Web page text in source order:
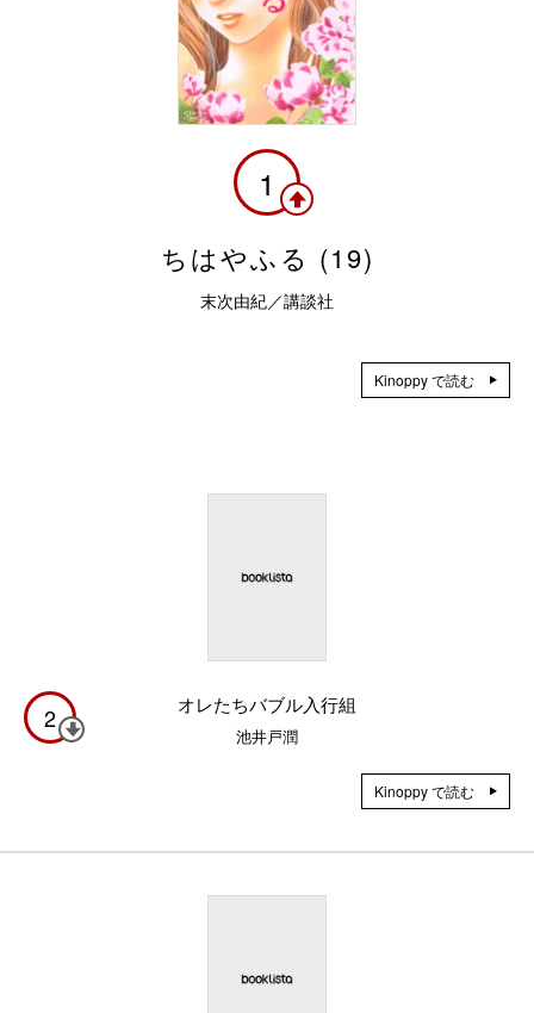
1
ちはやふる (19)
末次由紀／講談社
Kinoppy で読む
2 オレたちバブル入行組
池井戸潤
Kinoppy で読む